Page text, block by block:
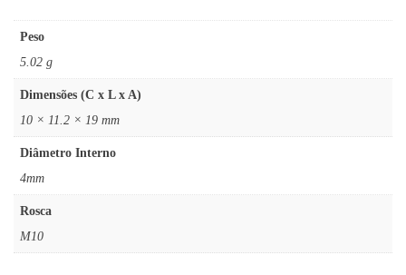
Peso
5.02 g
Dimensões (C x L x A)
10 × 11.2 × 19 mm
Diâmetro Interno
4mm
Rosca
M10